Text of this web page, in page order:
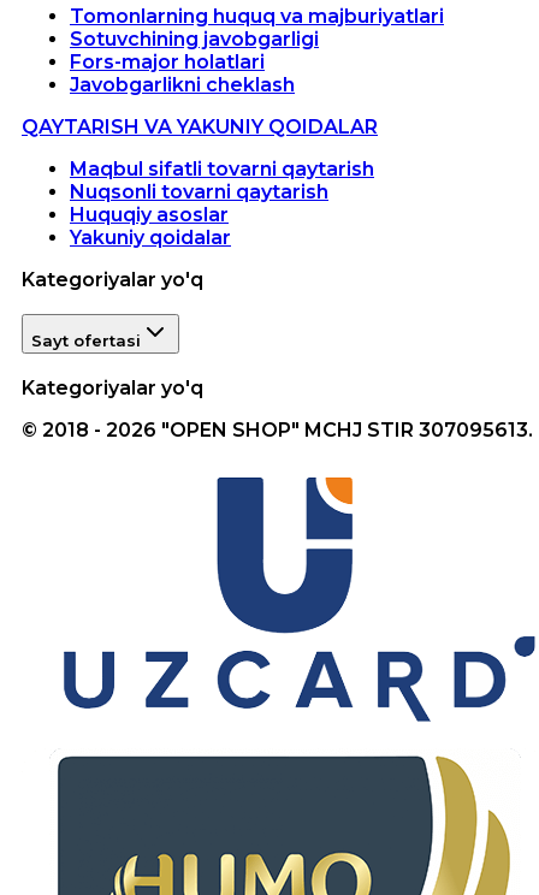
Tomonlarning huquq va majburiyatlari
Sotuvchining javobgarligi
Fors-major holatlari
Javobgarlikni cheklash
QAYTARISH VA YAKUNIY QOIDALAR
Maqbul sifatli tovarni qaytarish
Nuqsonli tovarni qaytarish
Huquqiy asoslar
Yakuniy qoidalar
Kategoriyalar yo'q
Sayt ofertasi
Kategoriyalar yo'q
© 2018 - 2026 "OPEN SHOP" MCHJ STIR 307095613.